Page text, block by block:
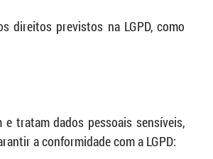
direitos previstos na LGPD, como
tratam dados pessoais sensíveis,
a conformidade com a LGPD: